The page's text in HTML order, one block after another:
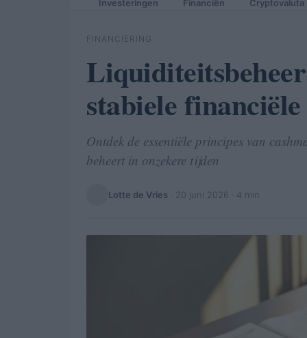
Investeringen Financiën Cryptovaluta
FINANCIERING
stabiele
Ontdek de essentiële principes van
beheert in onzekere tijden
Lotte de Vries 20 juni 2026 · 4 min